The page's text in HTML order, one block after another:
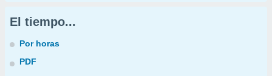
El tiempo...
Por horas
PDF